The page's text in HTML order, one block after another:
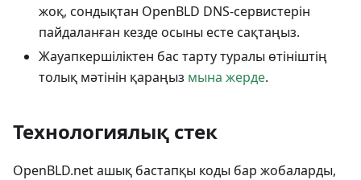
жоқ, сондықтан OpenBLD DNS-сервистерін
пайдаланған кезде осыны есте сақтаңыз.
Жауапкершіліктен бас тарту туралы өтініштің
толық мәтінін қараңыз мына жерде.
Технологиялық стек
OpenBLD.net ашық бастапқы коды бар жобаларды,